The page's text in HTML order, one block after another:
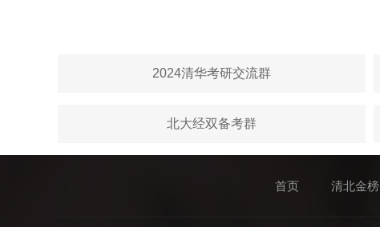
2024清华考研交流群
北大经双备考群
首页 清北金榜